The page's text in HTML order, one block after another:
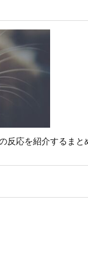
応を紹介するまと